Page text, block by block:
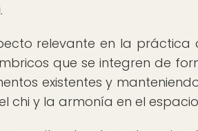
relevante en la práctica
que se integren de
existentes y
chi y la armonía en el